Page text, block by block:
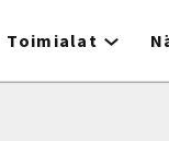
Toimialat